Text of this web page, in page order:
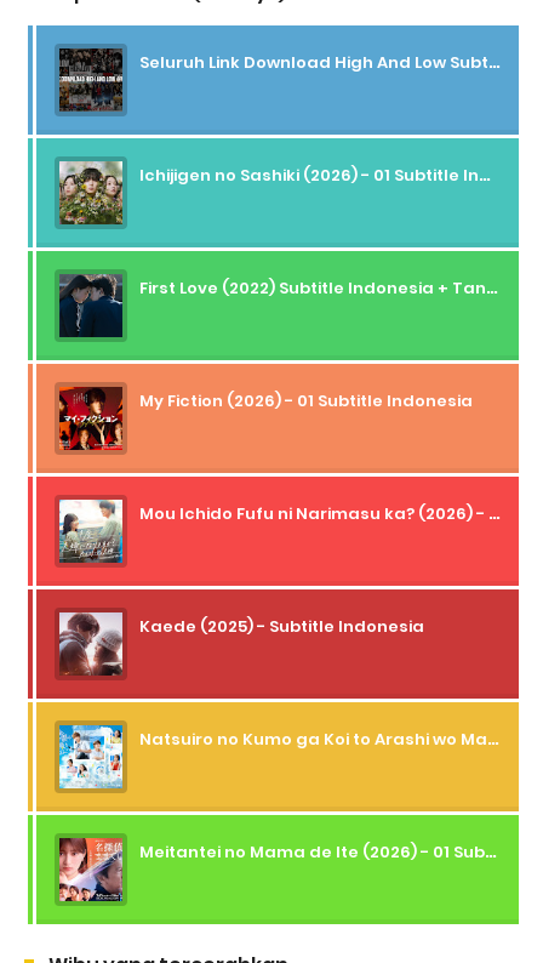
Seluruh Link Download High And Low Subtitle Indonesia
Ichijigen no Sashiki (2026) - 01 Subtitle Indonesia
First Love (2022) Subtitle Indonesia + Tanpa Iklan + Streaming + 1080p
My Fiction (2026) - 01 Subtitle Indonesia
Mou Ichido Fufu ni Narimasu ka? (2026) - 01 Subtitle Indonesia
Kaede (2025) - Subtitle Indonesia
Natsuiro no Kumo ga Koi to Arashi wo Makiokosu (2026) - 01 Subtitle Indonesia
Meitantei no Mama de Ite (2026) - 01 Subtitle Indonesia